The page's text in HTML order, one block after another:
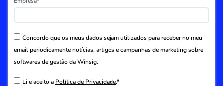
Concordo que os meus dados sejam utilizados para receber no meu
email periodicamente notícias, artigos e campanhas de marketing sobre
softwares de gestão da Winsig.
Li e aceito a Política de Privacidade.*